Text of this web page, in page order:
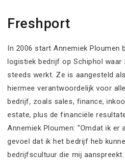
Freshport
In 2006 start Annemiek Ploumen
logistiek bedrijf op Schiphol
steeds werkt. Ze is aangesteld
hiermee verantwoordelijk voor
bedrijf, zoals sales, finance,
estate, plus de financiële
Annemiek Ploumen: “Omdat ik er
gevoel dat ik het bedrijf heb
bedrijfscultuur die mij